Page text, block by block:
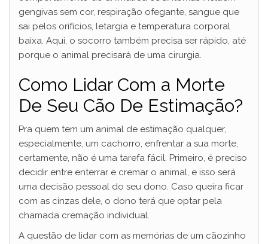
gengivas sem cor, respiração ofegante, sangue que
sai pelos orifícios, letargia e temperatura corporal
baixa. Aqui, o socorro também precisa ser rápido, até
porque o animal precisará de uma cirurgia.
Como Lidar Com a Morte
De Seu Cão De Estimação?
Pra quem tem um animal de estimação qualquer,
especialmente, um cachorro, enfrentar a sua morte,
certamente, não é uma tarefa fácil. Primeiro, é preciso
decidir entre enterrar e cremar o animal, e isso será
uma decisão pessoal do seu dono. Caso queira ficar
com as cinzas dele, o dono terá que optar pela
chamada cremação individual.
A questão de lidar com as memórias de um cãozinho